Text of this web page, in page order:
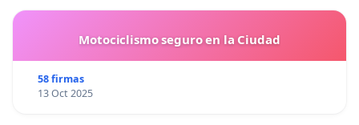
Motociclismo seguro en la Ciudad
58 firmas
13 Oct 2025